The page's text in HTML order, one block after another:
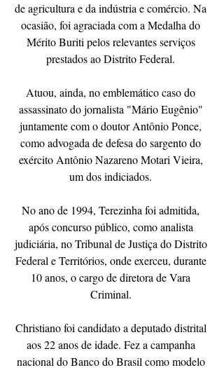
de agricultura e da indústria e comércio. Na
ocasião, foi agraciada com a Medalha do
Mérito Buriti pelos relevantes serviços
prestados ao Distrito Federal.
Atuou, ainda, no emblemático caso do
assassinato do jornalista "Mário Eugênio"
juntamente com o doutor Antônio Ponce,
como advogada de defesa do sargento do
exército Antônio Nazareno Motari Vieira,
um dos indiciados.
No ano de 1994, Terezinha foi admitida,
após concurso público, como analista
judiciária, no Tribunal de Justiça do Distrito
Federal e Territórios, onde exerceu, durante
10 anos, o cargo de diretora de Vara
Criminal.
Christiano foi candidato a deputado distrital
aos 22 anos de idade. Fez a campanha
nacional do Banco do Brasil como modelo